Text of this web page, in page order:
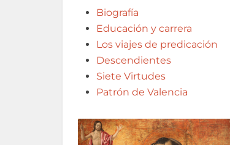
Biografía
Educación y carrera
Los viajes de predicación
Descendientes
Siete Virtudes
Patrón de Valencia